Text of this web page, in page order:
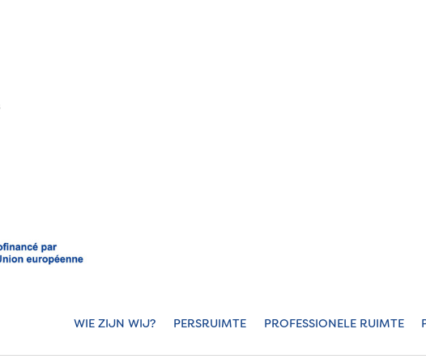
WIE ZIJN WIJ? PERSRUIMTE PROFESSIONELE RUIMTE